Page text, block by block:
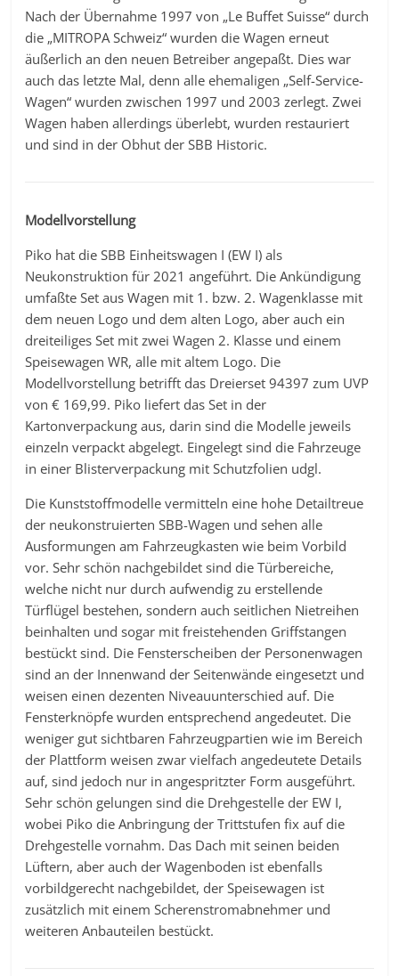
Nach der Übernahme 1997 von „Le Buffet Suisse“ durch
die „MITROPA Schweiz“ wurden die Wagen erneut
äußerlich an den neuen Betreiber angepaßt. Dies war
auch das letzte Mal, denn alle ehemaligen „Self-Service-
Wagen“ wurden zwischen 1997 und 2003 zerlegt. Zwei
Wagen haben allerdings überlebt, wurden restauriert
und sind in der Obhut der SBB Historic.
Modellvorstellung
Piko hat die SBB Einheitswagen I (EW I) als
Neukonstruktion für 2021 angeführt. Die Ankündigung
umfaßte Set aus Wagen mit 1. bzw. 2. Wagenklasse mit
dem neuen Logo und dem alten Logo, aber auch ein
dreiteiliges Set mit zwei Wagen 2. Klasse und einem
Speisewagen WR, alle mit altem Logo. Die
Modellvorstellung betrifft das Dreierset 94397 zum UVP
von € 169,99. Piko liefert das Set in der
Kartonverpackung aus, darin sind die Modelle jeweils
einzeln verpackt abgelegt. Eingelegt sind die Fahrzeuge
in einer Blisterverpackung mit Schutzfolien udgl.
Die Kunststoffmodelle vermitteln eine hohe Detailtreue
der neukonstruierten SBB-Wagen und sehen alle
Ausformungen am Fahrzeugkasten wie beim Vorbild
vor. Sehr schön nachgebildet sind die Türbereiche,
welche nicht nur durch aufwendig zu erstellende
Türflügel bestehen, sondern auch seitlichen Nietreihen
beinhalten und sogar mit freistehenden Griffstangen
bestückt sind. Die Fensterscheiben der Personenwagen
sind an der Innenwand der Seitenwände eingesetzt und
weisen einen dezenten Niveauunterschied auf. Die
Fensterknöpfe wurden entsprechend angedeutet. Die
weniger gut sichtbaren Fahrzeugpartien wie im Bereich
der Plattform weisen zwar vielfach angedeutete Details
auf, sind jedoch nur in angespritzter Form ausgeführt.
Sehr schön gelungen sind die Drehgestelle der EW I,
wobei Piko die Anbringung der Trittstufen fix auf die
Drehgestelle vornahm. Das Dach mit seinen beiden
Lüftern, aber auch der Wagenboden ist ebenfalls
vorbildgerecht nachgebildet, der Speisewagen ist
zusätzlich mit einem Scherenstromabnehmer und
weiteren Anbauteilen bestückt.